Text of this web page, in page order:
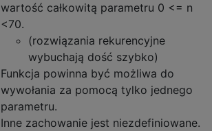
wartość całkowitą parametru 0 <= n
<70.
(rozwiązania rekurencyjne
wybuchają dość szybko)
Funkcja powinna być możliwa do
wywołania za pomocą tylko jednego
parametru.
Inne zachowanie jest niezdefiniowane.